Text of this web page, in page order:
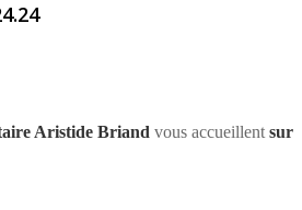
Aristide Briand vous accueillent sur